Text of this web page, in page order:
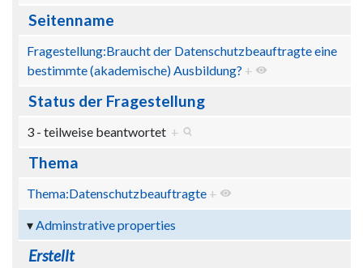
Seitenname
Fragestellung:Braucht der Datenschutzbeauftragte eine
bestimmte (akademische) Ausbildung? +
Status der Fragestellung
3 - teilweise beantwortet +
Thema
Thema:Datenschutzbeauftragte +
Adminstrative properties
Erstellt